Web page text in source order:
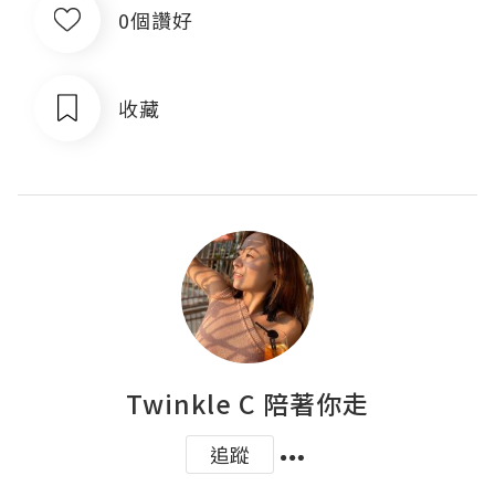
0個讚好
收藏
Twinkle C 陪著你走
追蹤